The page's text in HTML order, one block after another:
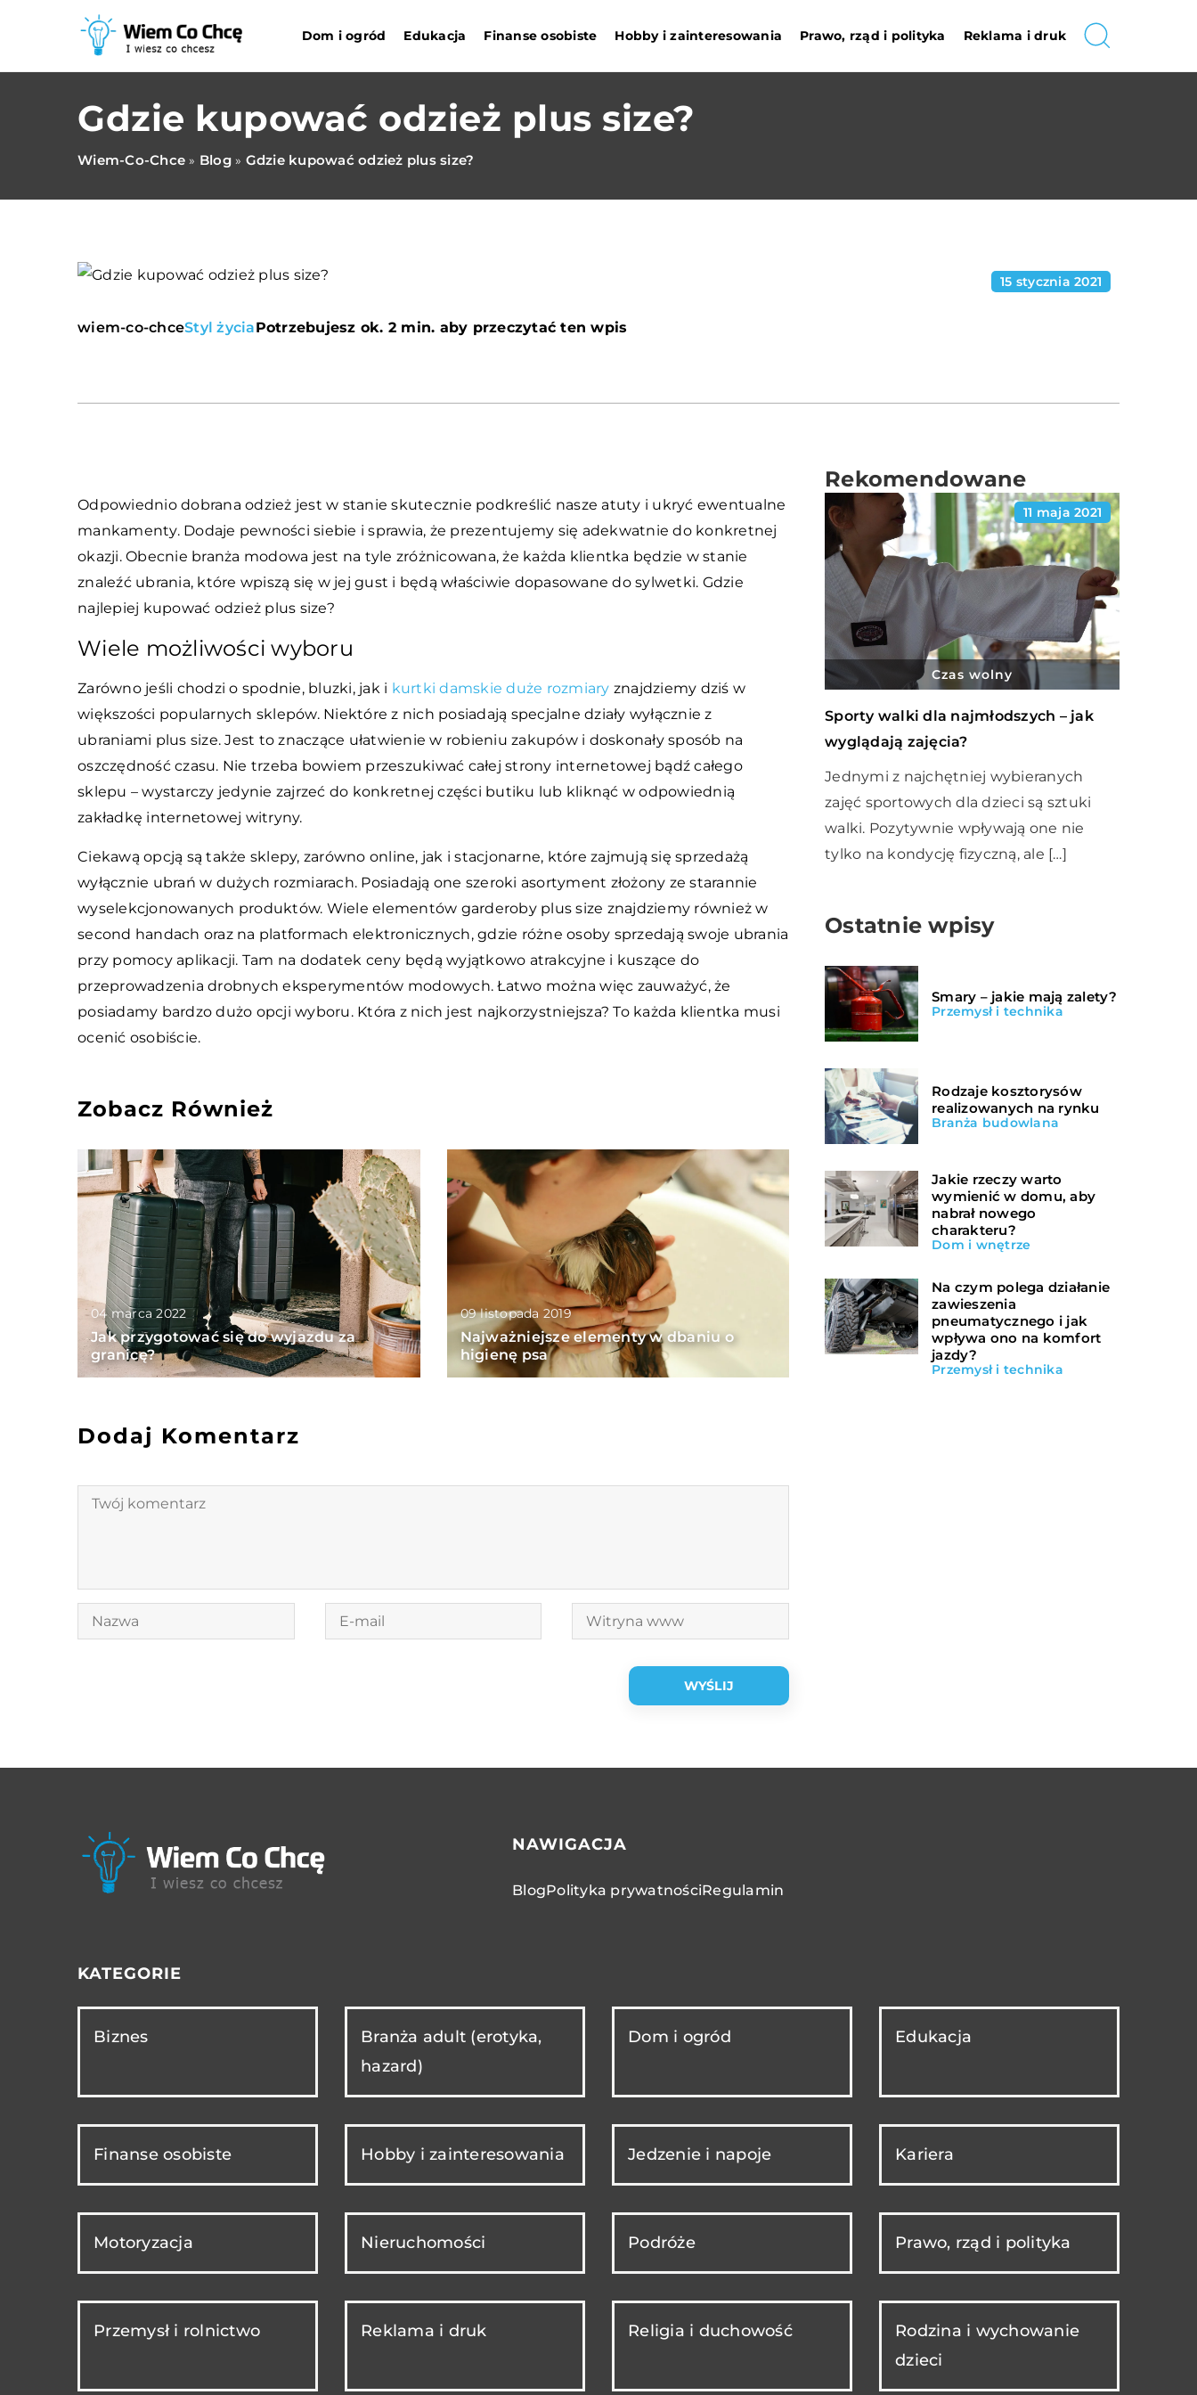
Dom i ogród Edukacja Finanse osobiste Hobby i zainteresowania Prawo, rząd i polityka Reklama i druk
Gdzie kupować odzież plus size?
Wiem-Co-Chce » Blog» Gdzie kupować odzież plus size?
15 stycznia 2021
wiem-co-chceStyl życiaPotrzebujesz ok. 2 min. aby przeczytać ten wpis
Odpowiednio dobrana odzież jest w stanie skutecznie podkreślić nasze atuty i ukryć ewentualne
mankamenty. Dodaje pewności siebie i sprawia, że prezentujemy się adekwatnie do konkretnej
okazji. Obecnie branża modowa jest na tyle zróżnicowana, że każda klientka będzie w stanie
znaleźć ubrania, które wpiszą się w jej gust i będą właściwie dopasowane do sylwetki. Gdzie
najlepiej kupować odzież plus size?
Wiele możliwości wyboru
Zarówno jeśli chodzi o spodnie, bluzki, jak i kurtki damskie duże rozmiary znajdziemy dziś w
większości popularnych sklepów. Niektóre z nich posiadają specjalne działy wyłącznie z
ubraniami plus size. Jest to znaczące ułatwienie w robieniu zakupów i doskonały sposób na
oszczędność czasu. Nie trzeba bowiem przeszukiwać całej strony internetowej bądź całego
sklepu – wystarczy jedynie zajrzeć do konkretnej części butiku lub kliknąć w odpowiednią
zakładkę internetowej witryny.
Ciekawą opcją są także sklepy, zarówno online, jak i stacjonarne, które zajmują się sprzedażą
wyłącznie ubrań w dużych rozmiarach. Posiadają one szeroki asortyment złożony ze starannie
wyselekcjonowanych produktów. Wiele elementów garderoby plus size znajdziemy również w
second handach oraz na platformach elektronicznych, gdzie różne osoby sprzedają swoje ubrania
przy pomocy aplikacji. Tam na dodatek ceny będą wyjątkowo atrakcyjne i kuszące do
przeprowadzenia drobnych eksperymentów modowych. Łatwo można więc zauważyć, że
posiadamy bardzo dużo opcji wyboru. Która z nich jest najkorzystniejsza? To każda klientka musi
ocenić osobiście.
Zobacz Również
04 marca 2022
Jak przygotować się do wyjazdu za
granicę?
09 listopada 2019
Najważniejsze elementy w dbaniu o
higienę psa
Dodaj Komentarz
Rekomendowane
11 maja 2021
Czas wolny
Sporty walki dla najmłodszych – jak
wyglądają zajęcia?
Jednymi z najchętniej wybieranych
zajęć sportowych dla dzieci są sztuki
walki. Pozytywnie wpływają one nie
tylko na kondycję fizyczną, ale […]
Ostatnie wpisy
Smary – jakie mają zalety?
Przemysł i technika
Rodzaje kosztorysów
realizowanych na rynku
Branża budowlana
Jakie rzeczy warto
wymienić w domu, aby
nabrał nowego
charakteru?
Dom i wnętrze
Na czym polega działanie
zawieszenia
pneumatycznego i jak
wpływa ono na komfort
jazdy?
Przemysł i technika
NAWIGACJA
BlogPolityka prywatnościRegulamin
KATEGORIE
Biznes
Branża adult (erotyka,
hazard)
Dom i ogród Edukacja
Finanse osobiste Hobby i zainteresowania Jedzenie i napoje Kariera
Motoryzacja Nieruchomości Podróże Prawo, rząd i polityka
Przemysł i rolnictwo Reklama i druk Religia i duchowość
Rodzina i wychowanie
dzieci